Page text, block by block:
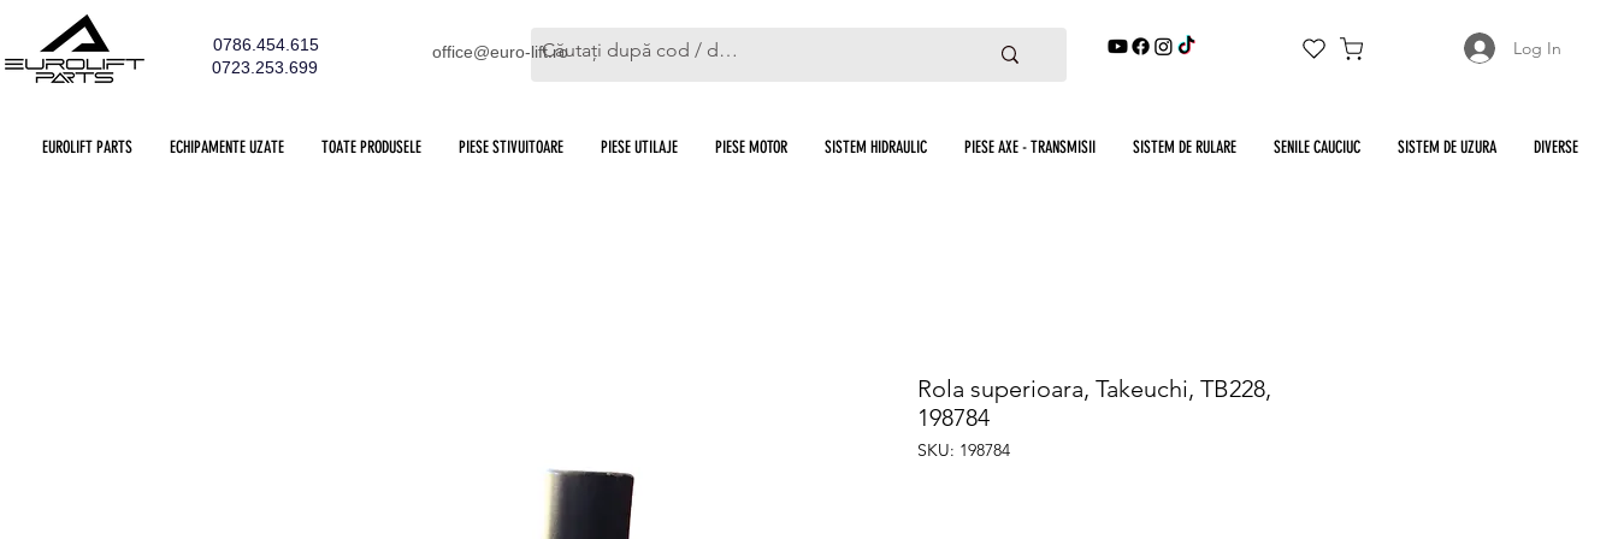
0786.454.615
0723.253.699
office@euro-lift.ro Log In
EUROLIFT PARTS ECHIPAMENTE UZATE TOATE PRODUSELE PIESE STIVUITOARE PIESE UTILAJE PIESE MOTOR SISTEM HIDRAULIC PIESE AXE - TRANSMISII SISTEM DE RULARE SENILE CAUCIUC SISTEM DE UZURA DIVERSE
Rola superioara, Takeuchi, TB228,
198784
SKU: 198784